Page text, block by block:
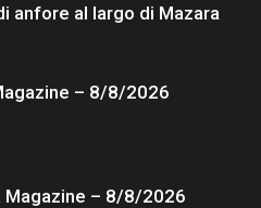
anfore al largo di Mazara
– 8/8/2026
Magazine – 8/8/2026